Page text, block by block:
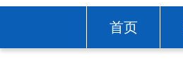
首页